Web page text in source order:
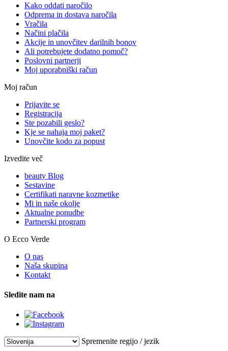
Kako oddati naročilo
Odprema in dostava naročila
Vračila
Načini plačila
Akcije in unovčitev darilnih bonov
Ali potrebujete dodatno pomoč?
Poslovni partnerji
Moj uporabniški račun
Moj račun
Prijavite se
Registracija
Ste pozabili geslo?
Kje se nahaja moj paket?
Unovčite kodo za popust
Izvedite več
beauty Blog
Sestavine
Certifikati naravne kozmetike
Mi in naše okolje
Aktualne ponudbe
Partnerski program
O Ecco Verde
O nas
Naša skupina
Kontakt
Sledite nam na
Spremenite regijo / jezik